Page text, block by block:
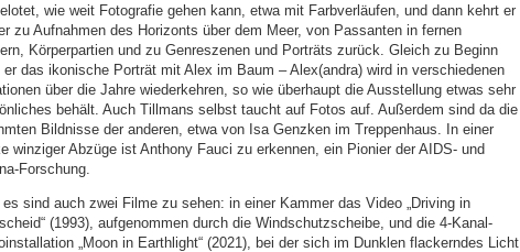
wie weit Fotografie gehen kann, etwa mit Farbverläufen, und dann kehrt er
zu Aufnahmen des Horizonts über dem Meer, von Passanten in fernen
Körperpartien und zu Genreszenen und Porträts zurück. Gleich zu Beginn
er das ikonische Porträt mit Alex im Baum – Alex(andra) wird in verschiedenen
über die Jahre wiederkehren, so wie überhaupt die Ausstellung etwas sehr
behält. Auch Tillmans selbst taucht auf Fotos auf. Außerdem sind da die
Bildnisse der anderen, etwa von Isa Genzken im Treppenhaus. In einer
winziger Abzüge ist Anthony Fauci zu erkennen, ein Pionier der AIDS- und
Forschung.
es sind auch zwei Filme zu sehen: in einer Kammer das Video „Driving in
(1993), aufgenommen durch die Windschutzscheibe, und die 4-Kanal-
„Moon in Earthlight“ (2021), bei der sich im Dunklen flackerndes Licht